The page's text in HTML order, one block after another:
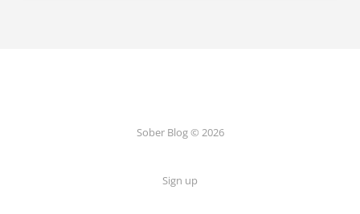
Sober Blog © 2026
Sign up